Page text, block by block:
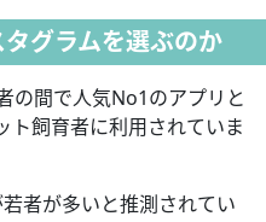
グラムを選ぶのか
の間で人気No1のアプリと
ト飼育者に利用されていま
者が多いと推測されてい